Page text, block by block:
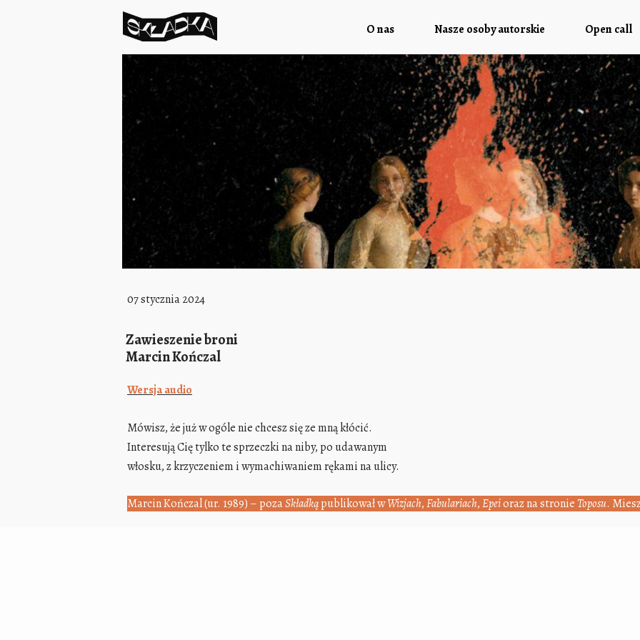
O nas Nasze osoby autorskie Open call
07 stycznia 2024
Zawieszenie broni
Marcin Kończal
Wersja audio
Mówisz, że już w ogóle nie chcesz się ze mną kłócić.
Interesują Cię tylko te sprzeczki na niby, po udawanym
włosku, z krzyczeniem i wymachiwaniem rękami na ulicy.
Marcin Kończal (ur. 1989) – pozaSkładkąpublikował wWizjach,Fabulariach,Epeioraz na stronieToposu.